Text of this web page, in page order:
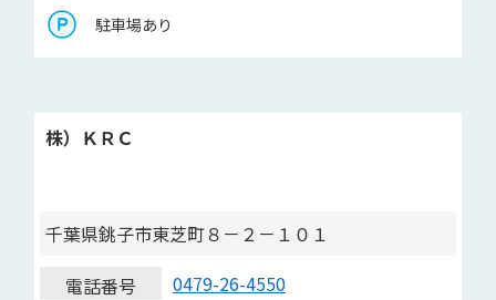
駐車場あり
株）ＫＲＣ
千葉県銚子市東芝町８－２－１０１
電話番号
0479-26-4550